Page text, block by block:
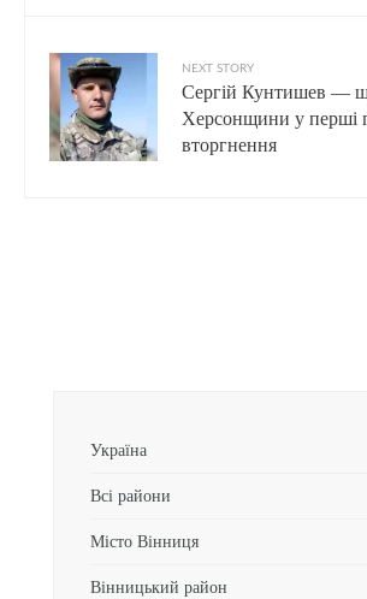
NEXT STORY
Сергій Кунтишев —
Херсонщини у перші
вторгнення
Україна
Всі райони
Місто Вінниця
Вінницький район